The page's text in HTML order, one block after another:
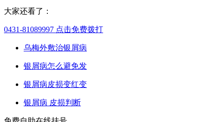
大家还看了：
0431-81089997 点击免费拨打
乌梅外敷治银屑病
银屑病怎么避免发
银屑病皮损变红变
银屑病 皮损判断